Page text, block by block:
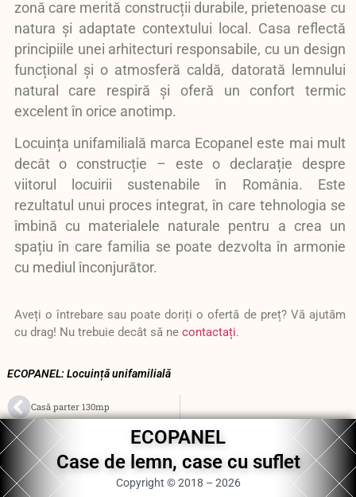
zonă care merită construcții durabile, prietenoase cu
natura și adaptate contextului local. Casa reflectă
principiile unei arhitecturi responsabile, cu un design
funcțional și o atmosferă caldă, datorată lemnului
natural care respiră și oferă un confort termic
excelent în orice anotimp.
Locuința unifamilială marca Ecopanel este mai mult
decât o construcție – este o declarație despre
viitorul locuirii sustenabile în România. Este
rezultatul unui proces integrat, în care tehnologia se
îmbină cu materialele naturale pentru a crea un
spațiu în care familia se poate dezvolta în armonie
cu mediul înconjurător.
Aveți o întrebare sau poate doriți o ofertă de preț? Vă ajutăm
cu drag! Nu trebuie decât să ne contactați.
ECOPANEL: Locuință unifamilială
Casă parter 130mp
ECOPANEL
Case de lemn, case cu suflet
Copyright © 2018 – 2026